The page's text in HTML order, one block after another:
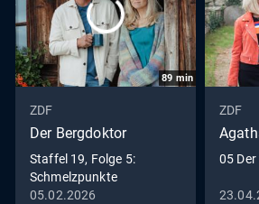
89 min
ZDF
Der Bergdoktor
Staffel 19, Folge 5:
Schmelzpunkte
05.02.2026
ZDF
05 Der